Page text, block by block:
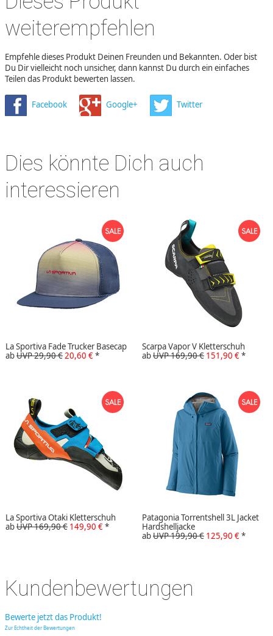
weiterempfehlen
Empfehle dieses Produkt Deinen Freunden und Bekannten. Oder bist
Du Dir vielleicht noch unsicher, dann kannst Du durch ein einfaches
Teilen das Produkt bewerten lassen.
Facebook Google+ Twitter
Dies könnte Dich auch
interessieren
La Sportiva Fade Trucker Basecap
abUVP 29,90 €20,60 €*
Scarpa Vapor V Kletterschuh
abUVP 169,90 € 151,90 €*
La Sportiva Otaki Kletterschuh
abUVP 169,90 € 149,90 €*
Patagonia Torrentshell 3L Jacket
Hardshelljacke
abUVP 199,90 € 125,90 €*
Kundenbewertungen
Bewerte jetzt das Produkt!
Zur Echtheit der Bewertungen